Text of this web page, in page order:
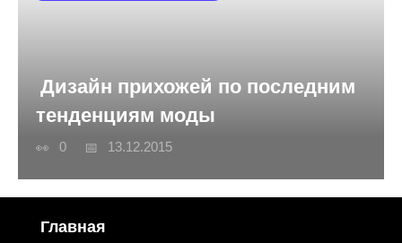
Дизайн прихожей по последним
тенденциям моды
0 13.12.2015
Главная